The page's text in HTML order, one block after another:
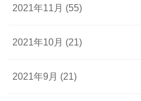
2021年11月 (55)
2021年10月 (21)
2021年9月 (21)